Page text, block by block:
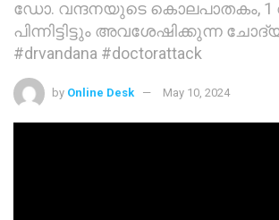
ഡോ. വന്ദനയുടെ കൊലപാതകം, 1
പിന്നിട്ടിട്ടും അവശേഷിക്കുന്ന
#drvandana #doctorattack
by Online Desk May 10, 2024